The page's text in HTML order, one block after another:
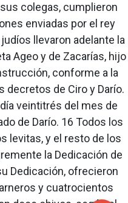
colegas, cumplieron
enviadas por el rey
llevaron adelante la
Ageo y de Zacarías, hijo
conforme a la
decretos de Ciro y Darío.
veintitrés del mes de
de Darío. 16 Todos los
levitas, y el resto de los
la Dedicación de
Dedicación, ofrecieron
y cuatrocientos